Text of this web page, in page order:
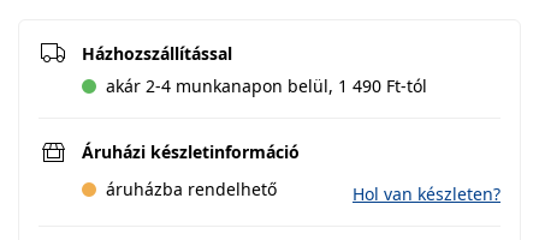
Házhozszállítással
akár 2-4 munkanapon belül, 1 490 Ft-tól
Áruházi készletinformáció
áruházba rendelhető
Hol van készleten?